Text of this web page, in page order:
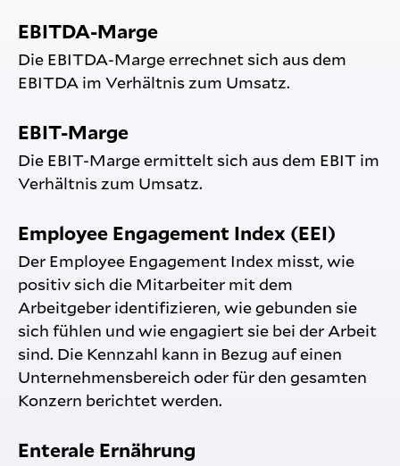
EBITDA-Marge
Die EBITDA-Marge errechnet sich aus dem
EBITDA im Verhältnis zum Umsatz.
EBIT-Marge
Die EBIT-Marge ermittelt sich aus dem EBIT im
Verhältnis zum Umsatz.
Employee Engagement Index (EEI)
Der Employee Engagement Index misst, wie
positiv sich die Mitarbeiter mit dem
Arbeitgeber identifizieren, wie gebunden sie
sich fühlen und wie engagiert sie bei der Arbeit
sind. Die Kennzahl kann in Bezug auf einen
Unternehmensbereich oder für den gesamten
Konzern berichtet werden.
Enterale Ernährung